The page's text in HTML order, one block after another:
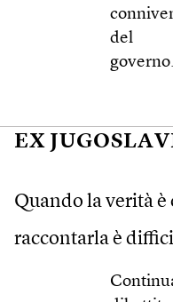
del
governo.
EX
Quando la verità
raccontarla è